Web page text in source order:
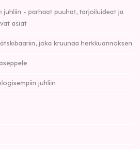
juhliin - parhaat puuhat, tarjoiluideat ja
asiat
joka kruunaa herkkuannoksen
juhliin